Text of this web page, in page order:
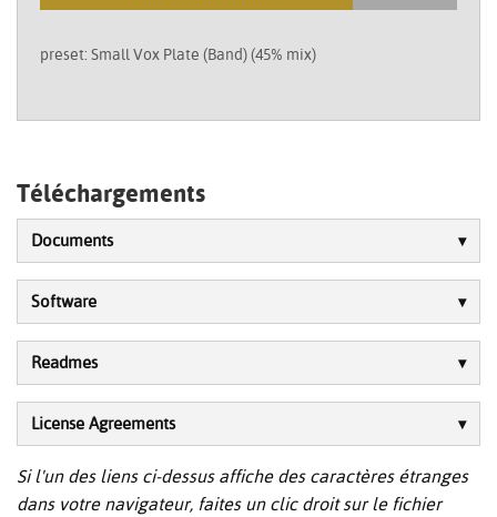
preset: Small Vox Plate (Band) (45% mix)
Téléchargements
Documents
Software
Readmes
License Agreements
Si l'un des liens ci-dessus affiche des caractères étranges
dans votre navigateur, faites un clic droit sur le fichier